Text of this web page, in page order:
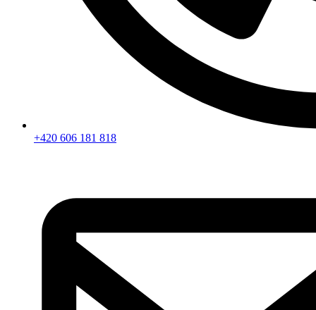
+420 606 181 818